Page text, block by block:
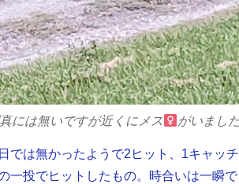
は無いですが近くにメス がいました
では無かったようで2ヒット、1キャッ
一投でヒットしたもの。時合いは一瞬